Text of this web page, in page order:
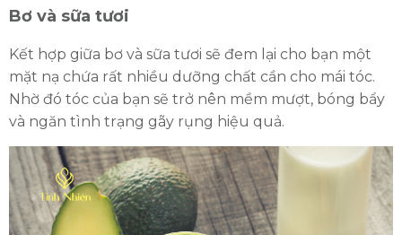
Bơ và sữa tươi
Kết hợp giữa bơ và sữa tươi sẽ đem lại cho bạn một
mặt nạ chứa rất nhiều dưỡng chất cần cho mái tóc.
Nhờ đó tóc của bạn sẽ trở nên mềm mượt, bóng bẩy
và ngăn tình trạng gãy rụng hiệu quả.